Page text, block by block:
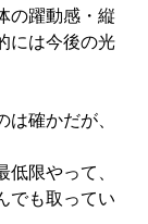
の躍動感・縦
には今後の光
確かだが、
限やって、
でも取ってい